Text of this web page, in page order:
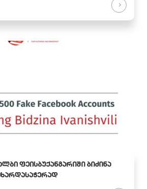
ფეისბუქანგარიში ბიძინა